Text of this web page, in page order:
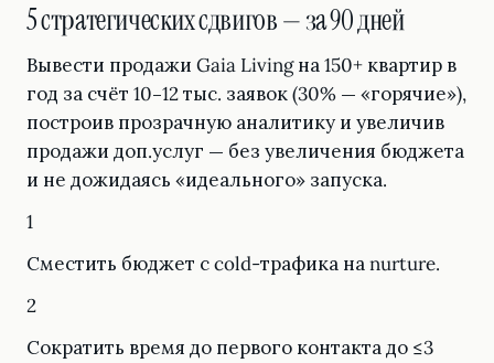
5 стратегических сдвигов — за 90 дней
Вывести продажи Gaia Living на 150+ квартир в
год за счёт 10–12 тыс. заявок (30% — «горячие»),
построив прозрачную аналитику и увеличив
продажи доп.услуг — без увеличения бюджета
и не дожидаясь «идеального» запуска.
1
Сместить бюджет с cold-трафика на nurture.
2
Сократить время до первого контакта до ≤3